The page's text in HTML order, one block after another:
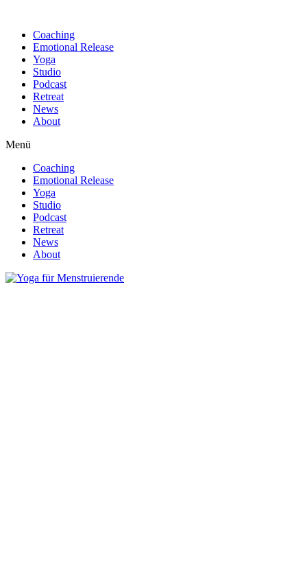
Coaching
Emotional Release
Yoga
Studio
Podcast
Retreat
News
About
Menü
Coaching
Emotional Release
Yoga
Studio
Podcast
Retreat
News
About